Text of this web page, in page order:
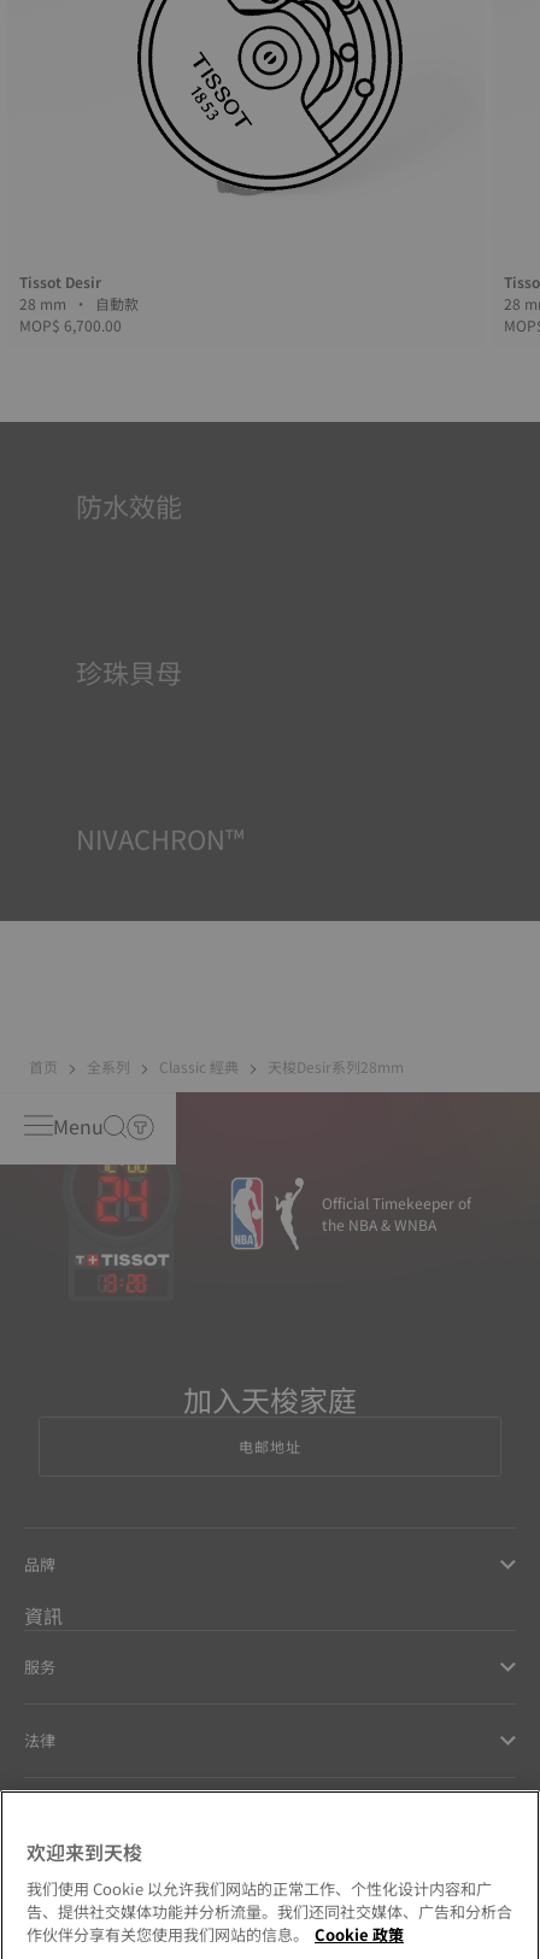
Tissot Desir
28 mm • 自動款
MOP$ 6,700.00
防水效能
珍珠貝母
NIVACHRON™
首页 全系列 Classic 經典 天梭Desir系列28mm
Menu
13:28
Official Timekeeper of
the NBA & WNBA
加入天梭家庭
电邮地址
品牌
資訊
服务
法律
Our commitments
欢迎来到天梭
我们使用 Cookie 以允许我们网站的正常工作、个性化设计内容和广
告、提供社交媒体功能并分析流量。我们还同社交媒体、广告和分析合
作伙伴分享有关您使用我们网站的信息。
Cookie 政策